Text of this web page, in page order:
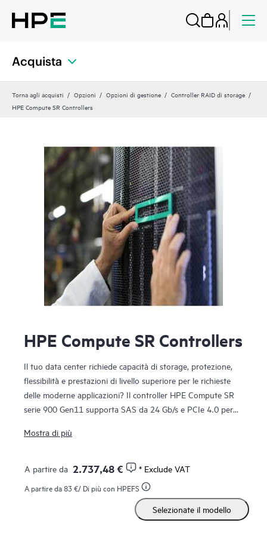
Acquista
Torna agli acquisti Opzioni Opzioni di gestione
Controller RAID di storage
HPE Compute SR Controllers
HPE Compute SR Controllers
Il tuo data center richiede capacità di storage, protezione,
flessibilità e prestazioni di livello superiore per le richieste
delle moderne applicazioni? Il controller HPE Compute SR
serie 900 Gen11 supporta SAS da 24 Gb/s e PCIe 4.0 per
avanzati con cache di scrittura su supporto Flash fino a 8
(SAS/SATA/NVMe) opera in modalità mista combinando
simultaneamente operazioni RAID e HBA, offrendo una
maggiore flessibilità di distribuzione. Il controller HPE
Compute SR932i-p Gen11 offre la possibilità di supportare
internamente le unità collegate, consentendo l'integrazione
Mostra di più
A partire da 2.737,48 € * Exclude VAT
A partire da83 €/ Di più con HPEFS
Selezionate il modello